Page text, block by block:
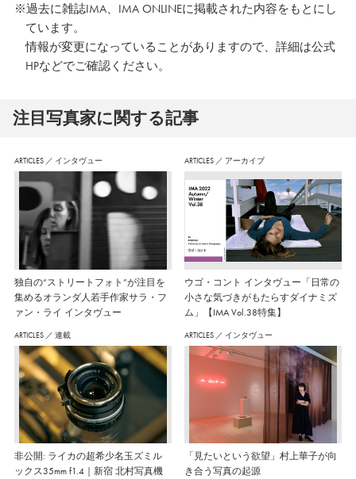
を開く。以後、木村伊兵衛賞、ニエ
プス賞、フランス芸術文化勲章シュ
を重ねてきた。また、カルティエ、
ドン・ペリニヨンなど世界的ブラン
ドのブランディングコンサルタント
として数多くの広告、企画を手掛け
る。プラハ国立美術館にて、舞踊家
田中泯を被写体としたシリーズ
「Photosynthesis1987-1980」の世界
初となる大規模な展覧会が開催され
※過去に雑誌IMA、IMA ONLINEに掲載された内容をもとにし
ています。
情報が変更になっていることがありますので、詳細は公式
HPなどでご確認ください。
注⽬写真家に関する記事
ARTICLES ／ インタヴュー
独自の“ストリートフォト”が注目を
集めるオランダ人若手作家サラ・フ
ァン・ライ インタヴュー
ARTICLES ／ アーカイブ
ウゴ・コント インタヴュー「日常の
小さな気づきがもたらすダイナミズ
ム」【IMA Vol.38特集】
ARTICLES ／ 連載
非公開: ライカの超希少名玉ズミル
ックス35mm f1.4｜新宿 北村写真機
ARTICLES ／ インタヴュー
「見たいという欲望」村上華子が向
き合う写真の起源